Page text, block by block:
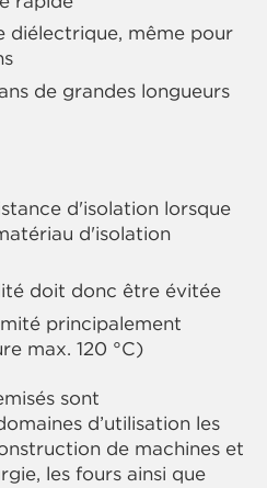
diélectrique, même pour
de grandes longueurs
d'isolation lorsque
d'isolation
doit donc être évitée
principalement
max. 120 °C)
sont
d’utilisation les
de machines et
les fours ainsi que